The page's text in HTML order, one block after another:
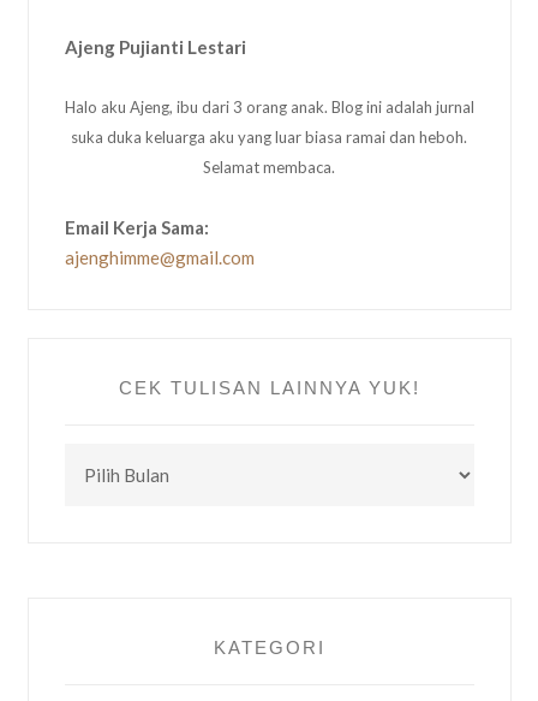
Ajeng Pujianti Lestari
Halo aku Ajeng, ibu dari 3 orang anak. Blog ini adalah jurnal
suka duka keluarga aku yang luar biasa ramai dan heboh.
Selamat membaca.
Email Kerja Sama:
ajenghimme@gmail.com
CEK TULISAN LAINNYA YUK!
TULISAN
KATEGORI